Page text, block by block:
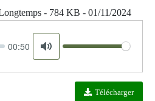
- 784 KB - 01/11/2024
00:50
Mute
Volume
Télécharger